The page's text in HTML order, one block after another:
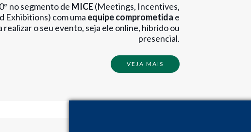
no segmento de MICE (Meetings, Incentives,
Exhibitions) com uma equipe comprometida e
realizar o seu evento, seja ele online, híbrido ou
presencial.
VEJA MAIS